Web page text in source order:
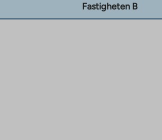
Fastigheten B